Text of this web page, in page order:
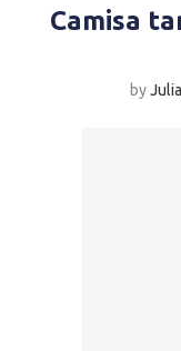
Camisa
by